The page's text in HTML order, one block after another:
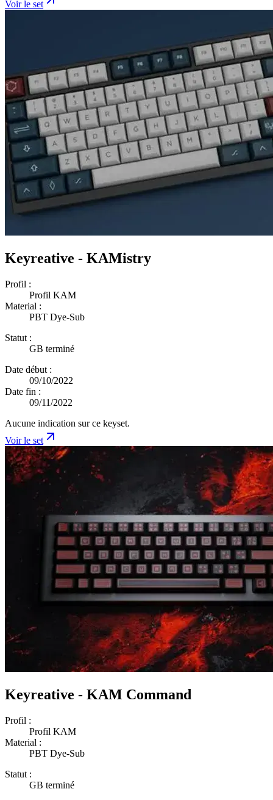
Voir le set
Keyreative - KAMistry
Profil :
Profil KAM
Material :
PBT Dye-Sub
Statut :
GB terminé
Date début :
09/10/2022
Date fin :
09/11/2022
Aucune indication sur ce keyset.
Voir le set
Keyreative - KAM Command
Profil :
Profil KAM
Material :
PBT Dye-Sub
Statut :
GB terminé